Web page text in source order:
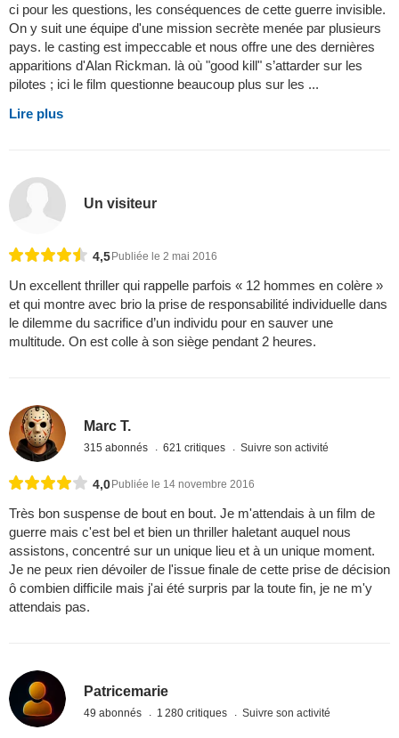
ci pour les questions, les conséquences de cette guerre invisible.
On y suit une équipe d'une mission secrète menée par plusieurs
pays. le casting est impeccable et nous offre une des dernières
apparitions d'Alan Rickman. là où "good kill" s’attarder sur les
pilotes ; ici le film questionne beaucoup plus sur les ...
Lire plus
Un visiteur
4,5 Publiée le 2 mai 2016
Un excellent thriller qui rappelle parfois « 12 hommes en colère »
et qui montre avec brio la prise de responsabilité individuelle dans
le dilemme du sacrifice d’un individu pour en sauver une
multitude. On est colle à son siège pendant 2 heures.
Marc T.
315 abonnés 621 critiques Suivre son activité
4,0 Publiée le 14 novembre 2016
Très bon suspense de bout en bout. Je m'attendais à un film de
guerre mais c'est bel et bien un thriller haletant auquel nous
assistons, concentré sur un unique lieu et à un unique moment.
Je ne peux rien dévoiler de l'issue finale de cette prise de décision
ô combien difficile mais j'ai été surpris par la toute fin, je ne m'y
attendais pas.
Patricemarie
49 abonnés 1 280 critiques Suivre son activité